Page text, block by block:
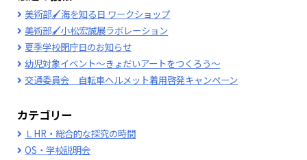
美術部🖌海を知る日 ワークショップ
美術部🖌小松宏誠展ラボレーション
夏季学校閉庁日のお知らせ
幼児対象イベント～きょだいアートをつくろう～
交通委員会 自転車ヘルメット着用啓発キャンペーン
カテゴリー
ＬHR・総合的な探究の時間
OS・学校説明会